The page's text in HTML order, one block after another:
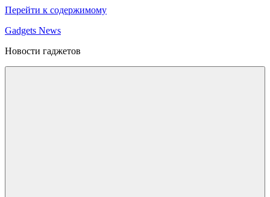
Перейти к содержимому
Gadgets News
Новости гаджетов